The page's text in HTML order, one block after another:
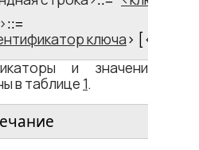
::=
ключа​>
и значения
в таблице 1.